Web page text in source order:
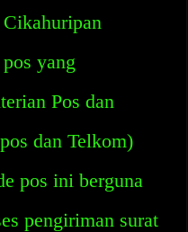
yang
Pos dan
dan Telkom)
pos ini berguna
pengiriman surat